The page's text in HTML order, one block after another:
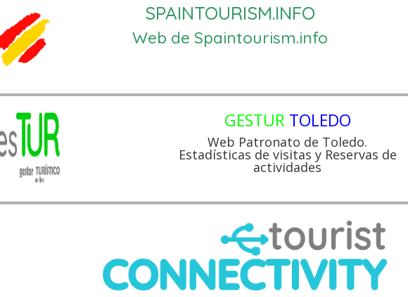
SPAINTOURISM.INFO
Web de Spaintourism.info
GESTUR TOLEDO
Web Patronato de Toledo.
Estadísticas de visitas y Reservas de
actividades